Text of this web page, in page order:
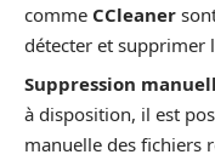
comme CCleaner
détecter et supprimer
Suppression
à disposition, il est
manuelle des fichiers